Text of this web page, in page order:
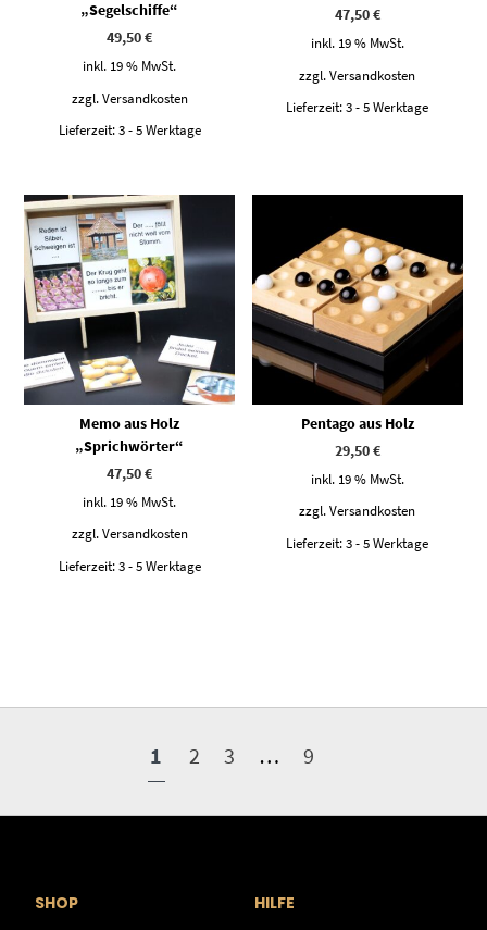
„Segelschiffe“
49,50€
inkl. 19 % MwSt.
zzgl. Versandkosten
Lieferzeit: 3 - 5 Werktage
47,50€
inkl. 19 % MwSt.
zzgl.Versandkosten
Lieferzeit:3 - 5 Werktage
Memo aus Holz
„Sprichwörter“
47,50€
inkl. 19 % MwSt.
zzgl. Versandkosten
Lieferzeit: 3 - 5 Werktage
Pentago aus Holz
29,50€
inkl. 19 % MwSt.
zzgl.Versandkosten
Lieferzeit:3 - 5 Werktage
1 2 3 … 9
SHOP HILFE